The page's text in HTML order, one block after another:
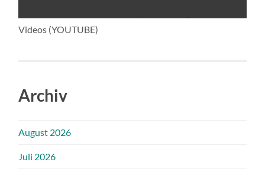
Videos (YOUTUBE)
Archiv
August 2026
Juli 2026